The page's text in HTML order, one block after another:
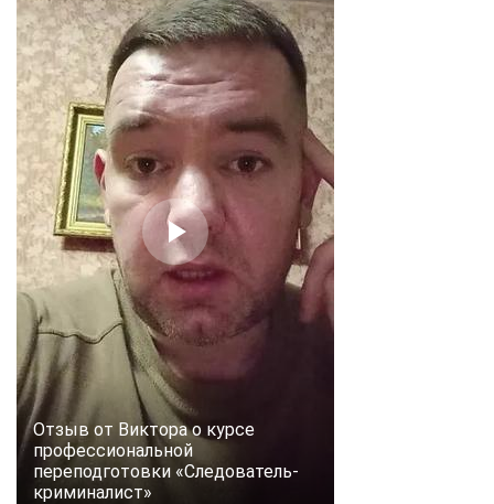
Отзыв от Виктора о курсе
профессиональной
переподготовки «Следователь-
криминалист»